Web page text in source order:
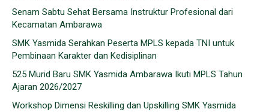
Senam Sabtu Sehat Bersama Instruktur Profesional dari
Kecamatan Ambarawa
SMK Yasmida Serahkan Peserta MPLS kepada TNI untuk
Pembinaan Karakter dan Kedisiplinan
525 Murid Baru SMK Yasmida Ambarawa Ikuti MPLS Tahun
Ajaran 2026/2027
Workshop Dimensi Reskilling dan Upskilling SMK Yasmida